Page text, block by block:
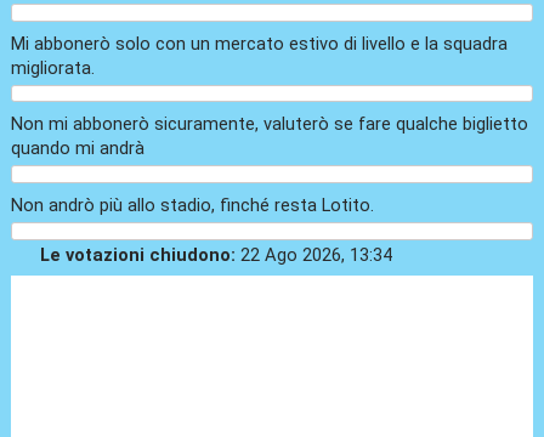
Mi abbonerò solo con un mercato estivo di livello e la squadra
migliorata.
Non mi abbonerò sicuramente, valuterò se fare qualche biglietto
quando mi andrà
Non andrò più allo stadio, finché resta Lotito.
Le votazioni chiudono: 22 Ago 2026, 13:34